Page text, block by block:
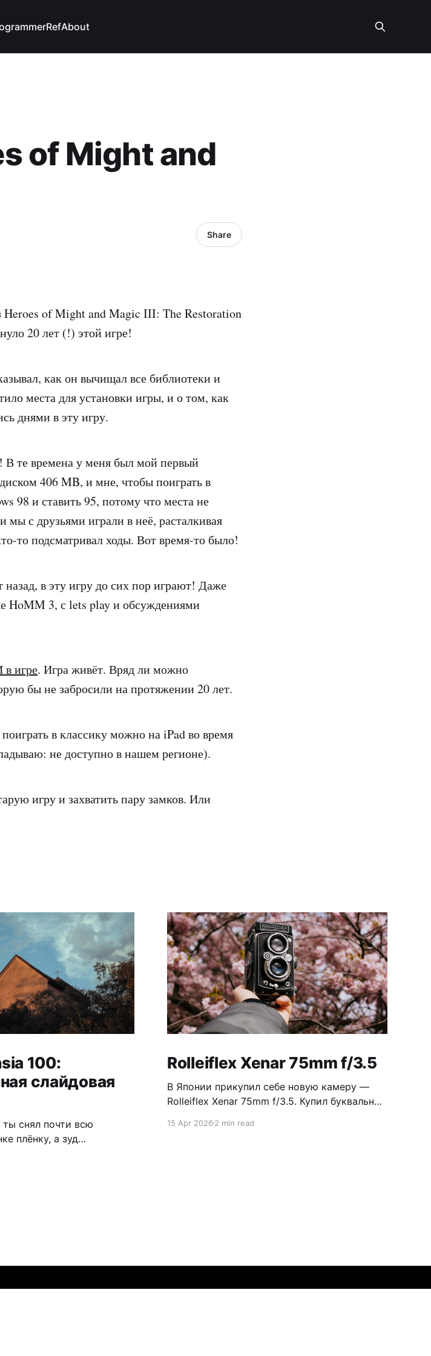
RefAbout
of Might and
Share
Heroes of Might and Magic III: The Restoration
20 лет (!) этой игре!
как он вычищал все библиотеки и
места для установки игры, и о том, как
днями в эту игру.
те времена у меня был мой первый
406 MB, и мне, чтобы поиграть в
98 и ставить 95, потому что места не
мы с друзьями играли в неё, расталкивая
то подсматривал ходы. Вот время-то было!
назад, в эту игру до сих пор играют! Даже
HoMM 3, с lets play и обсуждениями
игре. Игра живёт. Вряд ли можно
бы не забросили на протяжении 20 лет.
в классику можно на iPad во время
не доступно в нашем регионе).
игру и захватить пару замков. Или
100:
слайдовая
ты снял почти всю
плёнку, а зуд
плёнку! Где
Rolleiflex Xenar 75mm f/3.5
В Японии прикупил себе новую камеру —
Rolleiflex Xenar 75mm f/3.5. Купил буквально
почти задушила. Решил порадовать себя
15 Apr 20262 min read